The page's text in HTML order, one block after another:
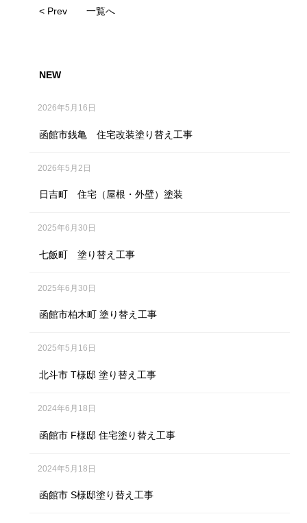
< Prev 一覧へ
NEW
2026年5月16日
函館市銭亀 住宅改装塗り替え工事
2026年5月2日
日吉町 住宅（屋根・外壁）塗装
2025年6月30日
七飯町 塗り替え工事
2025年6月30日
函館市柏木町 塗り替え工事
2025年5月16日
北斗市 T様邸 塗り替え工事
2024年6月18日
函館市 F様邸 住宅塗り替え工事
2024年5月18日
函館市 S様邸塗り替え工事